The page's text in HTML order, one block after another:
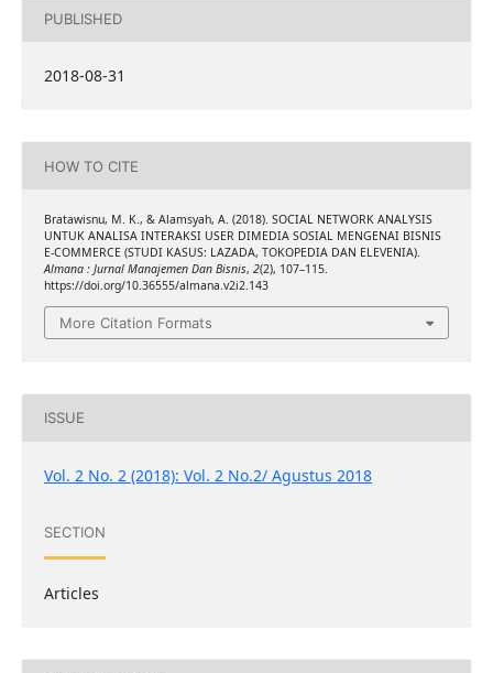
PUBLISHED
2018-08-31
HOW TO CITE
Bratawisnu, M. K., & Alamsyah, A. (2018). SOCIAL NETWORK ANALYSIS
UNTUK ANALISA INTERAKSI USER DIMEDIA SOSIAL MENGENAI BISNIS
E-COMMERCE (STUDI KASUS: LAZADA, TOKOPEDIA DAN ELEVENIA).
Almana : Jurnal Manajemen Dan Bisnis, 2(2), 107–115.
https://doi.org/10.36555/almana.v2i2.143
More Citation Formats
ISSUE
Vol. 2 No. 2 (2018): Vol. 2 No.2/ Agustus 2018
SECTION
Articles